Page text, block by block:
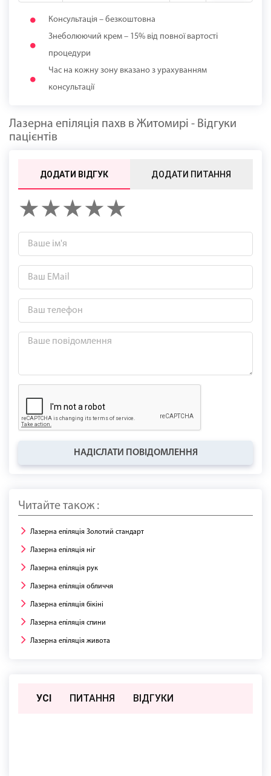
Консультація – безкоштовна
Знеболюючий крем – 15% від повної вартості
процедури
Час на кожну зону вказано з урахуванням
консультації
Лазерна епіляція пахв в Житомирі - Відгуки
пацієнтів
ДОДАТИ ВІДГУК ДОДАТИ ПИТАННЯ
НАДІСЛАТИ ПОВІДОМЛЕННЯ
Читайте також :
Лазерна епіляція Золотий стандарт
Лазерна епіляція ніг
Лазерна епіляція рук
Лазерна епіляція обличчя
Лазерна епіляція бікіні
Лазерна епіляція спини
Лазерна епіляція живота
УСІ ПИТАННЯ ВIДГУКИ